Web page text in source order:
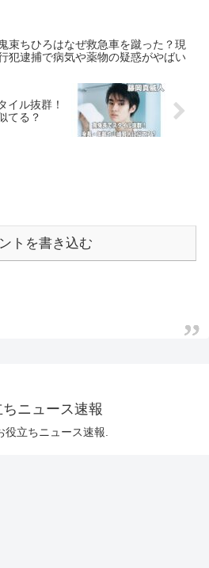
鬼束ちひろはなぜ救急車を蹴った？現
犯逮捕で病気や薬物の疑惑がやばい
イル抜群！
てる？
トを書き込む
ニュース速報
役立ちニュース速報.